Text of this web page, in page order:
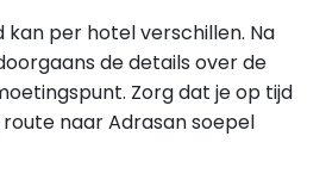
per hotel verschillen. Na
de details over de
Zorg dat je op tijd
naar Adrasan soepel